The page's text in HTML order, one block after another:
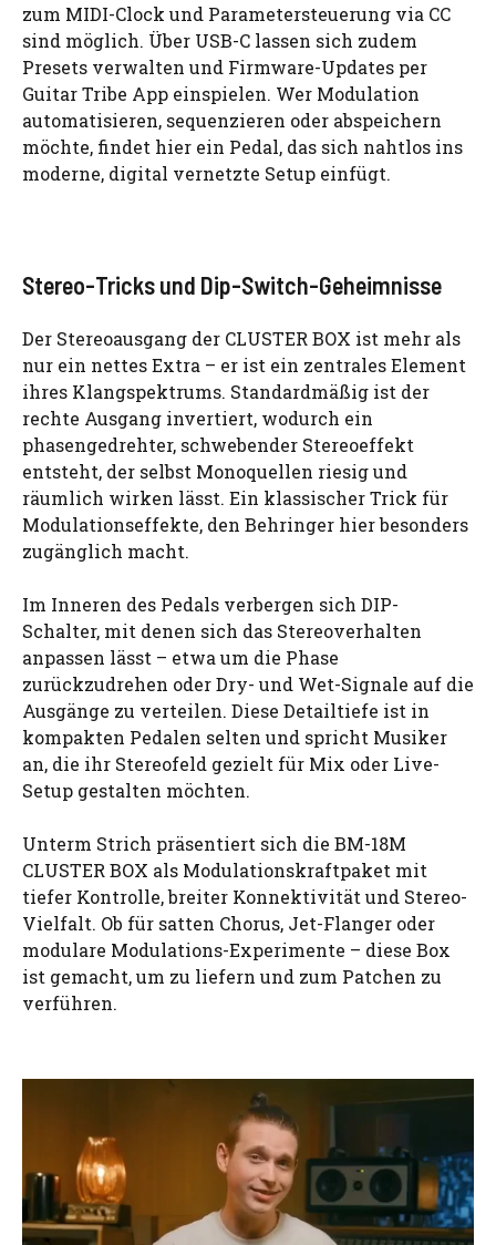
zum MIDI-Clock und Parametersteuerung via CC
sind möglich. Über USB-C lassen sich zudem
Presets verwalten und Firmware-Updates per
Guitar Tribe App einspielen. Wer Modulation
automatisieren, sequenzieren oder abspeichern
möchte, findet hier ein Pedal, das sich nahtlos ins
moderne, digital vernetzte Setup einfügt.
Stereo-Tricks und Dip-Switch-Geheimnisse
Der Stereoausgang der CLUSTER BOX ist mehr als
nur ein nettes Extra – er ist ein zentrales Element
ihres Klangspektrums. Standardmäßig ist der
rechte Ausgang invertiert, wodurch ein
phasengedrehter, schwebender Stereoeffekt
entsteht, der selbst Monoquellen riesig und
räumlich wirken lässt. Ein klassischer Trick für
Modulationseffekte, den Behringer hier besonders
zugänglich macht.
Im Inneren des Pedals verbergen sich DIP-
Schalter, mit denen sich das Stereoverhalten
anpassen lässt – etwa um die Phase
zurückzudrehen oder Dry- und Wet-Signale auf die
Ausgänge zu verteilen. Diese Detailtiefe ist in
kompakten Pedalen selten und spricht Musiker
an, die ihr Stereofeld gezielt für Mix oder Live-
Setup gestalten möchten.
Unterm Strich präsentiert sich die BM-18M
CLUSTER BOX als Modulationskraftpaket mit
tiefer Kontrolle, breiter Konnektivität und Stereo-
Vielfalt. Ob für satten Chorus, Jet-Flanger oder
modulare Modulations-Experimente – diese Box
ist gemacht, um zu liefern und zum Patchen zu
verführen.